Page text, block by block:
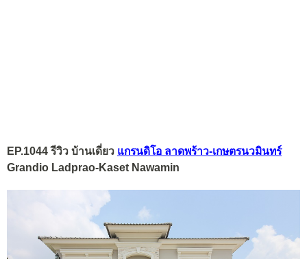
EP.1044 รีวิว บ้านเดี่ยว แกรนดิโอ ลาดพร้าว-เกษตรนวมินทร์
Grandio Ladprao-Kaset Nawamin